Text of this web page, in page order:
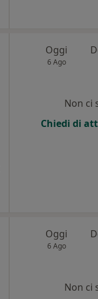
Oggi
6 Ago
Non ci
Chiedi di
Oggi
6 Ago
Non ci